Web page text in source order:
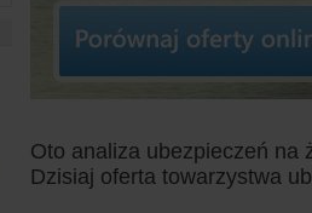
Oto analiza ubezpieczeń na
Dzisiaj oferta towarzystwa